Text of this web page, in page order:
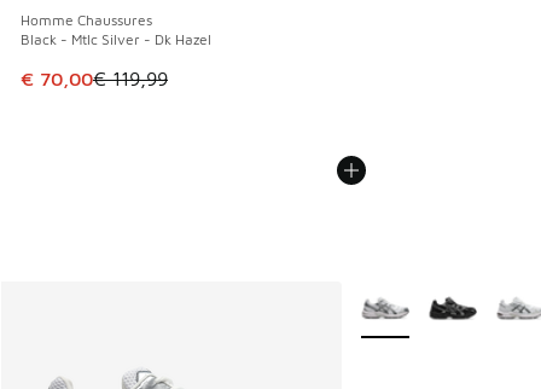
Homme Chaussures
Black - Mtlc Silver - Dk Hazel
Cet article est en promotion. Prix en baisse de € 119,99 à
€ 70,00€ 119,99
Plus de couleurs